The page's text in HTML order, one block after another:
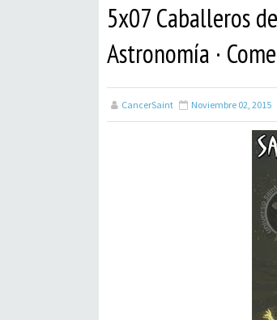
5x07 Caballeros
Astronomía ·
CancerSaint Noviembre 02, 2015